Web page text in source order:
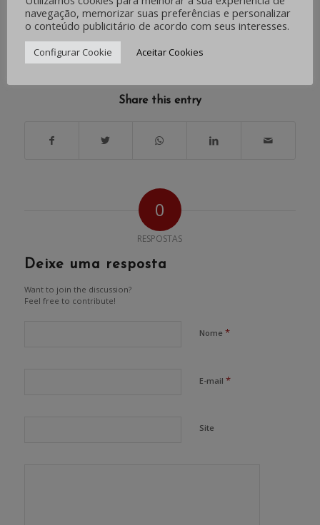
AGOSTO 30, 2019
/ 0 COMENTÁRIOS
/
Share this entry
0
RESPOSTAS
Deixe uma resposta
Want to join the discussion?
Feel free to contribute!
Nome *
E-mail *
Site
navegação, memorizar suas preferências e personalizar
o conteúdo publicitário de acordo com seus interesses.
Configurar Cookie Aceitar Cookies